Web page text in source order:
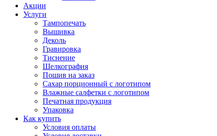
Акции
Услуги
Тампопечать
Вышивка
Деколь
Гравировка
Тиснение
Шелкография
Пошив на заказ
Сахар порционный с логотипом
Влажные салфетки с логотипом
Печатная продукция
Упаковка
Как купить
Условия оплаты